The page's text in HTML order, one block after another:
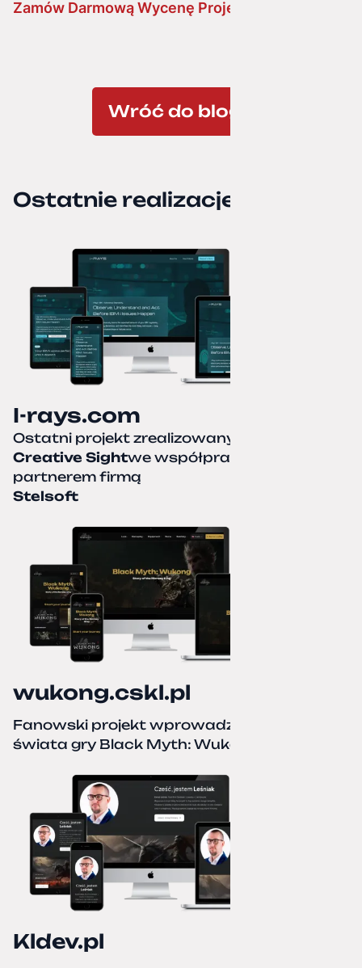
Zamów Darmową Wycenę Projektu
Wróć do bloga
Ostatnie realizacje
I-rays.com
Ostatni projekt zrealizowany przez
Creative Sightwe współpracy z naszym
partnerem firmą
Stelsoft
wukong.cskl.pl
Fanowski projekt wprowadzający do
świata gry Black Myth: Wukong
Kldev.pl